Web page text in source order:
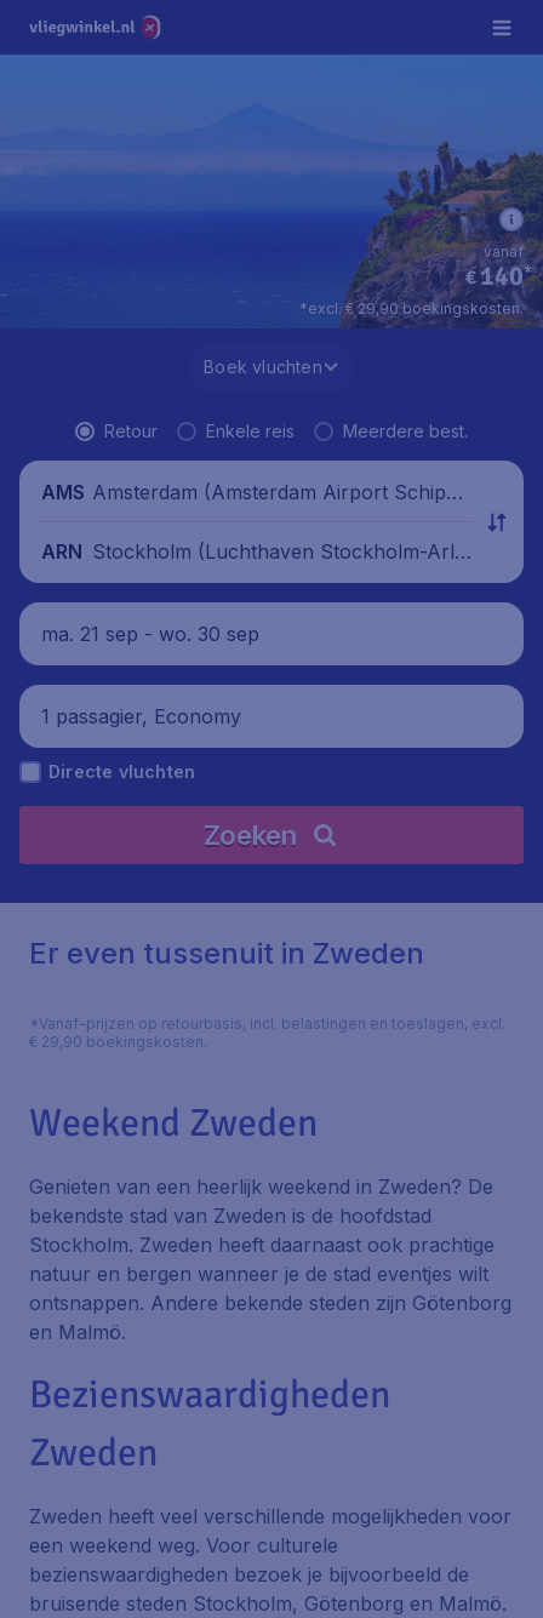
€140*
vanaf
*excl. € 29,90 boekingskosten.
Boek vluchten
Retour Enkele reis Meerdere best.
AMS Amsterdam (Amsterdam Airport Schipho
ARN Stockholm (Luchthaven Stockholm-Arla
nda), Zweden
ma. 21 sep - wo. 30 sep
1 passagier, Economy
Directe vluchten
Zoeken
Er even tussenuit in Zweden
*Vanaf-prijzen op retourbasis, incl. belastingen en toeslagen, excl.
€ 29,90 boekingskosten.
Weekend Zweden
Genieten van een heerlijk weekend in Zweden? De
bekendste stad van Zweden is de hoofdstad
Stockholm. Zweden heeft daarnaast ook prachtige
natuur en bergen wanneer je de stad eventjes wilt
ontsnappen. Andere bekende steden zijn Götenborg
en Malmö.
Bezienswaardigheden
Zweden
Zweden heeft veel verschillende mogelijkheden voor
een weekend weg. Voor culturele
bezienswaardigheden bezoek je bijvoorbeeld de
bruisende steden Stockholm, Götenborg en Malmö.